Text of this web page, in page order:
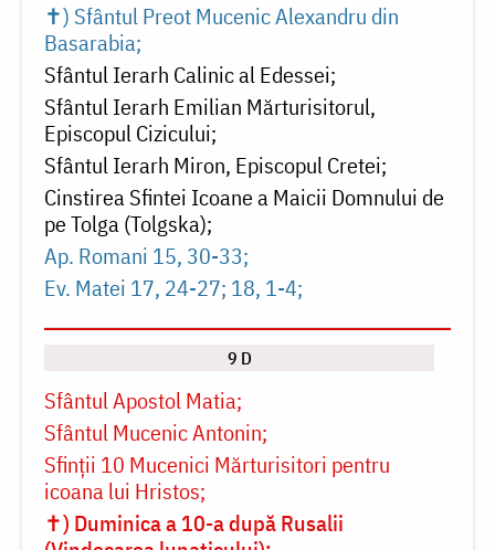
✝) Sfântul Preot Mucenic Alexandru din
Basarabia
Sfântul Ierarh Calinic al Edessei
Sfântul Ierarh Emilian Mărturisitorul,
Episcopul Cizicului
Sfântul Ierarh Miron, Episcopul Cretei
Cinstirea Sfintei Icoane a Maicii Domnului de
pe Tolga (Tolgska)
Ap. Romani 15, 30-33
Ev. Matei 17, 24-27; 18, 1-4
9 D
Sfântul Apostol Matia
Sfântul Mucenic Antonin
Sfinții 10 Mucenici Mărturisitori pentru
icoana lui Hristos
✝) Duminica a 10-a după Rusalii